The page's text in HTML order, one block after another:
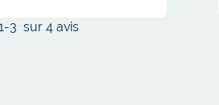
-3 sur 4 avis